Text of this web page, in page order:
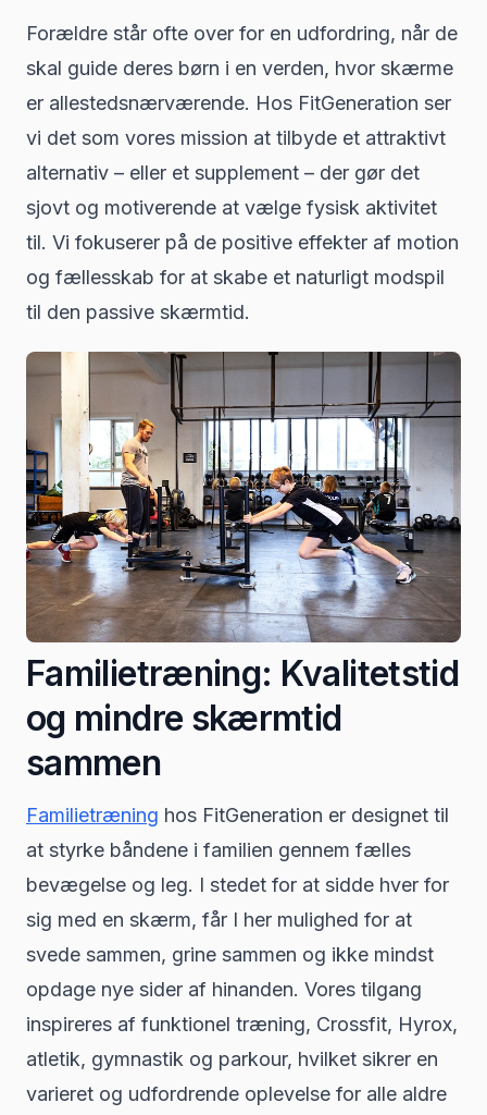
Forældre står ofte over for en udfordring, når de
skal guide deres børn i en verden, hvor skærme
er allestedsnærværende. Hos FitGeneration ser
vi det som vores mission at tilbyde et attraktivt
alternativ – eller et supplement – der gør det
sjovt og motiverende at vælge fysisk aktivitet
til. Vi fokuserer på de positive effekter af motion
og fællesskab for at skabe et naturligt modspil
til den passive skærmtid.
Familietræning: Kvalitetstid
og mindre skærmtid
sammen
Familietræning hos FitGeneration er designet til
at styrke båndene i familien gennem fælles
bevægelse og leg. I stedet for at sidde hver for
sig med en skærm, får I her mulighed for at
svede sammen, grine sammen og ikke mindst
opdage nye sider af hinanden. Vores tilgang
inspireres af funktionel træning, Crossfit, Hyrox,
atletik, gymnastik og parkour, hvilket sikrer en
varieret og udfordrende oplevelse for alle aldre